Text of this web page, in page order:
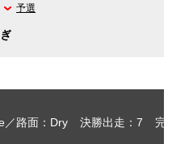
予選
路面：Dry 決勝出走：7
完